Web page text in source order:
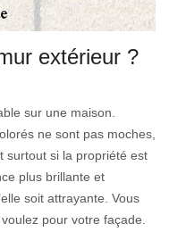
extérieur ?
sur une maison.
ne sont pas moches,
surtout si la propriété est
plus brillante et
soit attrayante. Vous
pour votre façade.